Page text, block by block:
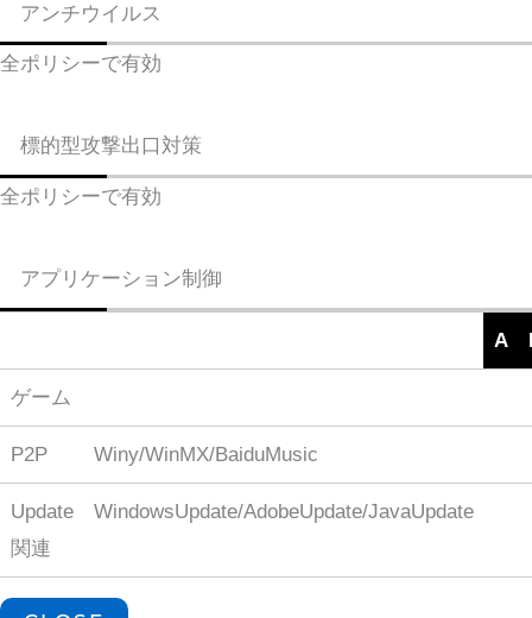
アンチウイルス
全ポリシーで有効
標的型攻撃出口対策
全ポリシーで有効
アプリケーション制御
A
ゲーム
P2P Winy/WinMX/BaiduMusic
Update
関連
WindowsUpdate/AdobeUpdate/JavaUpdate